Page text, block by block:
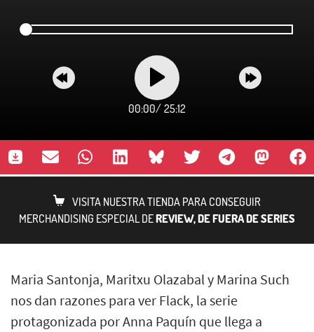
00:00/ 25:12
VISITA NUESTRA TIENDA PARA CONSEGUIR
MERCHANDISING ESPECIAL DEREVIEW, DE FUERA DE SERIES
Maria Santonja, Maritxu Olazabal y Marina Such
nos dan razones para ver Flack, la serie
protagonizada por Anna Paquín que llega a